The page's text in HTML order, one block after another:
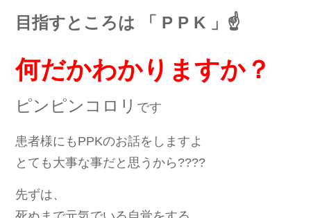
目指すところは 「 P P K 」☝️
何だかわかりますか？
ピンピンコロリ です
患者様にもPPKのお話をしますよ
とても大事な事だと思うから????
先ずは、